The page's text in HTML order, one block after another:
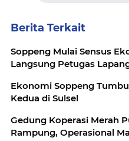
Berita Terkait
Soppeng Mulai Sensus
Langsung Petugas
Ekonomi Soppeng
Kedua di Sulsel
Gedung Koperasi Merah
Rampung, Operasional